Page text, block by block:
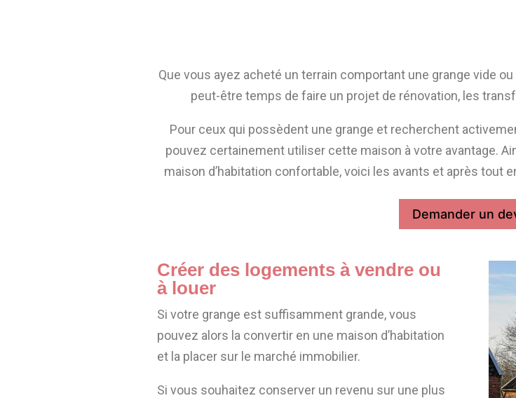
Que vous ayez acheté un terrain comportant une grange vide
peut-être temps de faire un projet de rénovation, les
Pour ceux qui possèdent une grange et recherchent
pouvez certainement utiliser cette maison à votre avantage.
maison d’habitation confortable, voici les avants et après tout
Demander un
Créer des logements à vendre ou
à louer
Si votre grange est suffisamment grande, vous
pouvez alors la convertir en une maison d’habitation
et la placer sur le marché immobilier.
Si vous souhaitez conserver un revenu sur une plus